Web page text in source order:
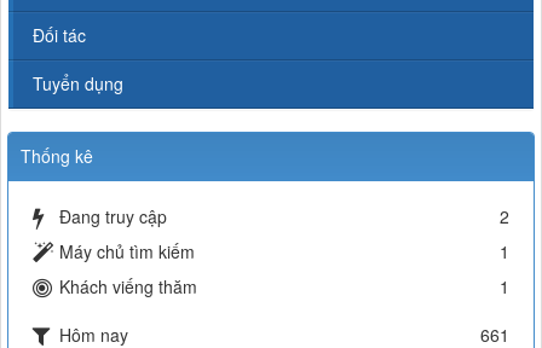
Đối tác
Tuyển dụng
Thống kê
Đang truy cập
2
Máy chủ tìm kiếm
1
Khách viếng thăm
1
Hôm nay
661